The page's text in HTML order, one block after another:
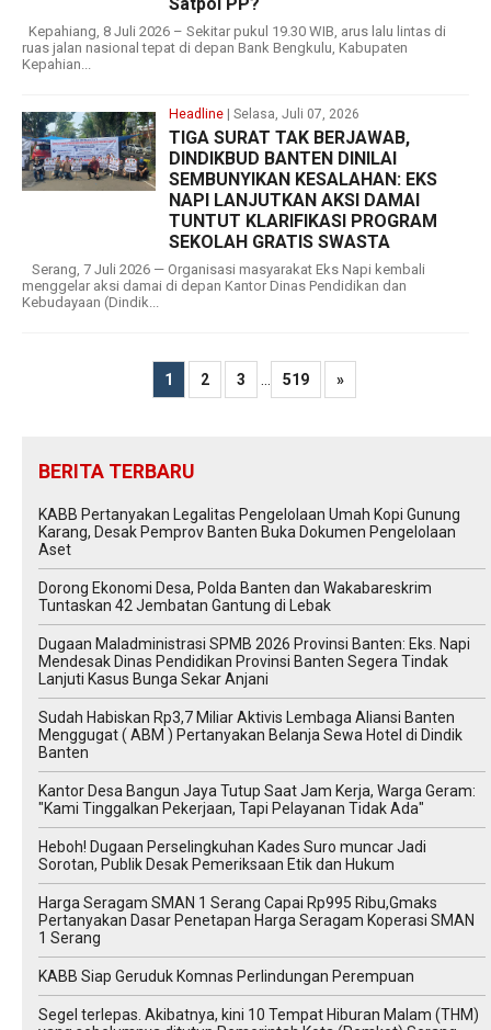
Kepahiang, 8 Juli 2026 – Sekitar pukul 19.30 WIB, arus lalu lintas di
ruas jalan nasional tepat di depan Bank Bengkulu, Kabupaten
Kepahian...
Headline | Selasa, Juli 07, 2026
TIGA SURAT TAK BERJAWAB,
DINDIKBUD BANTEN DINILAI
SEMBUNYIKAN KESALAHAN: EKS
NAPI LANJUTKAN AKSI DAMAI
TUNTUT KLARIFIKASI PROGRAM
SEKOLAH GRATIS SWASTA
Serang, 7 Juli 2026 — Organisasi masyarakat Eks Napi kembali
menggelar aksi damai di depan Kantor Dinas Pendidikan dan
Kebudayaan (Dindik...
1 2 3 ... 519 »
BERITA TERBARU
KABB Pertanyakan Legalitas Pengelolaan Umah Kopi Gunung
Karang, Desak Pemprov Banten Buka Dokumen Pengelolaan
Aset
Dorong Ekonomi Desa, Polda Banten dan Wakabareskrim
Tuntaskan 42 Jembatan Gantung di Lebak
Dugaan Maladministrasi SPMB 2026 Provinsi Banten: Eks. Napi
Mendesak Dinas Pendidikan Provinsi Banten Segera Tindak
Lanjuti Kasus Bunga Sekar Anjani
‎Sudah Habiskan Rp3,7 Miliar ‎Aktivis Lembaga Aliansi Banten
Menggugat ( ABM ) Pertanyakan Belanja Sewa Hotel di Dindik
Banten
Kantor Desa Bangun Jaya Tutup Saat Jam Kerja, Warga Geram:
"Kami Tinggalkan Pekerjaan, Tapi Pelayanan Tidak Ada"
Heboh! Dugaan Perselingkuhan Kades Suro muncar Jadi
Sorotan, Publik Desak Pemeriksaan Etik dan Hukum
Harga Seragam SMAN 1 Serang Capai Rp995 Ribu,Gmaks
Pertanyakan Dasar Penetapan Harga Seragam Koperasi SMAN
1 Serang
‎KABB Siap Geruduk Komnas Perlindungan Perempuan
Segel terlepas. Akibatnya, kini 10 Tempat Hiburan Malam (THM)